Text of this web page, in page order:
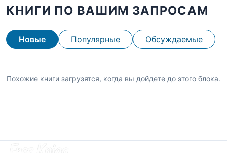
КНИГИ ПО ВАШИМ ЗАПРОСАМ
Новые Популярные Обсуждаемые
Похожие книги загрузятся, когда вы дойдете до этого блока.